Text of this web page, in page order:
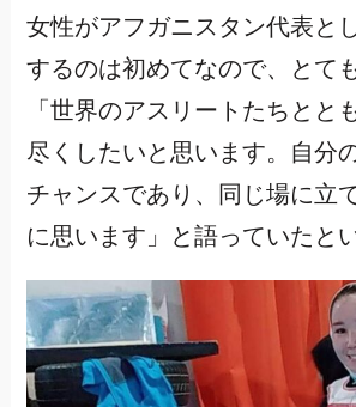
女性がアフガニスタン代表と
するのは初めてなので、とて
「世界のアスリートたちとと
尽くしたいと思います。自分
チャンスであり、同じ場に立
に思います」と語っていたとい